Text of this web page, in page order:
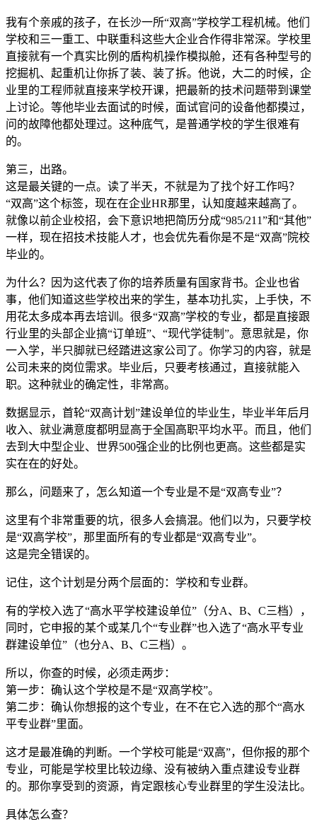
我有个亲戚的孩子，在长沙一所“双高”学校学工程机械。他们
学校和三一重工、中联重科这些大企业合作得非常深。学校里
直接就有一个真实比例的盾构机操作模拟舱，还有各种型号的
挖掘机、起重机让你拆了装、装了拆。他说，大二的时候，企
业里的工程师就直接来学校开课，把最新的技术问题带到课堂
上讨论。等他毕业去面试的时候，面试官问的设备他都摸过，
问的故障他都处理过。这种底气，是普通学校的学生很难有
的。
第三，出路。
这是最关键的一点。读了半天，不就是为了找个好工作吗？
“双高”这个标签，现在在企业HR那里，认知度越来越高了。
就像以前企业校招，会下意识地把简历分成“985/211”和“其他”
一样，现在招技术技能人才，也会优先看你是不是“双高”院校
毕业的。
为什么？因为这代表了你的培养质量有国家背书。企业也省
事，他们知道这些学校出来的学生，基本功扎实，上手快，不
用花太多成本再去培训。很多“双高”学校的专业，都是直接跟
行业里的头部企业搞“订单班”、“现代学徒制”。意思就是，你
一入学，半只脚就已经踏进这家公司了。你学习的内容，就是
公司未来的岗位需求。毕业后，只要考核通过，直接就能入
职。这种就业的确定性，非常高。
数据显示，首轮“双高计划”建设单位的毕业生，毕业半年后月
收入、就业满意度都明显高于全国高职平均水平。而且，他们
去到大中型企业、世界500强企业的比例也更高。这些都是实
实在在的好处。
那么，问题来了，怎么知道一个专业是不是“双高专业”？
这里有个非常重要的坑，很多人会搞混。他们以为，只要学校
是“双高学校”，那里面所有的专业都是“双高专业”。
这是完全错误的。
记住，这个计划是分两个层面的：学校和专业群。
有的学校入选了“高水平学校建设单位”（分A、B、C三档），
同时，它申报的某个或某几个“专业群”也入选了“高水平专业
群建设单位”（也分A、B、C三档）。
所以，你查的时候，必须走两步：
第一步：确认这个学校是不是“双高学校”。
第二步：确认你想报的这个专业，在不在它入选的那个“高水
平专业群”里面。
这才是最准确的判断。一个学校可能是“双高”，但你报的那个
专业，可能是学校里比较边缘、没有被纳入重点建设专业群
的。那你享受到的资源，肯定跟核心专业群里的学生没法比。
具体怎么查？